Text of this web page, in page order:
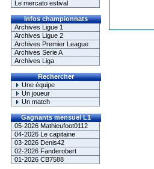
Le mercato estival
Infos championnats
Archives Ligue 1
Archives Ligue 2
Archives Premier League
Archives Serie A
Archives Liga
Rechercher
Une équipe
Un joueur
Un match
Gagnants mensuel L1
05-2026 Mathieufoot0112
04-2026 Le capitaine
03-2026 Denis42
02-2026 Fanderobert
01-2026 CB7588